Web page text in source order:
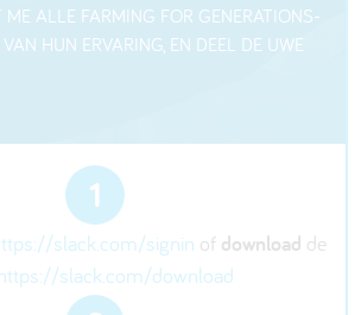
ALLE FARMING FOR GENERATIONS-
HUN ERVARING, EN DEEL DE UWE
1
slack.com/signin of download de
slack.com/download